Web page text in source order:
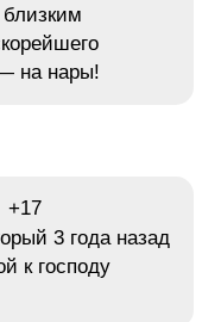
на нары!
+17
3 года назад
к господу